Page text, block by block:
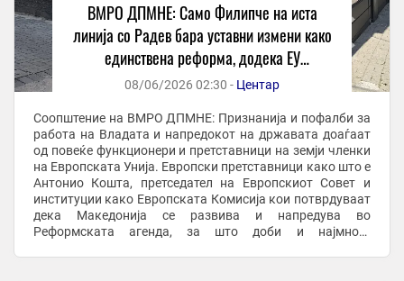
ВМРО ДПМНЕ: Само Филипче на иста
линија со Радев бара уставни измени како
единствена реформа, додека ЕУ
претставници и институции го признаваат
08/06/2026 02:30 - Центар
Соопштение на ВМРО ДПМНЕ: Признанија и пофалби за
работа на Владата и напредокот на државата доаѓаат
од повеќе функционери и претставници на земји членки
на Европската Унија. Европски претставници како што е
Антонио Кошта, претседател на Европскиот Совет и
институции како Европската Комисија кои потврдуваат
дека Македонија се развива и напредува во
Реформската агенда, за што доби и најмногу